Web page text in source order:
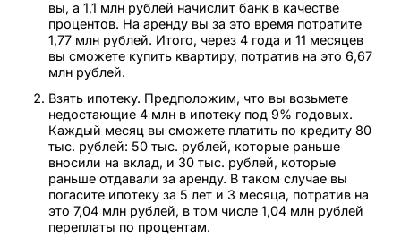
вы, а 1,1 млн рублей начислит банк в качестве
процентов. На аренду вы за это время потратите
1,77 млн рублей. Итого, через 4 года и 11 месяцев
вы сможете купить квартиру, потратив на это 6,67
млн рублей.
Взять ипотеку. Предположим, что вы возьмете
недостающие 4 млн в ипотеку под 9% годовых.
Каждый месяц вы сможете платить по кредиту 80
тыс. рублей: 50 тыс. рублей, которые раньше
вносили на вклад, и 30 тыс. рублей, которые
раньше отдавали за аренду. В таком случае вы
погасите ипотеку за 5 лет и 3 месяца, потратив на
это 7,04 млн рублей, в том числе 1,04 млн рублей
переплаты по процентам.